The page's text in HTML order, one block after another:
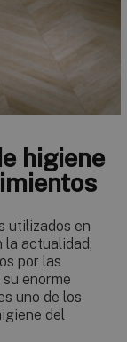
higiene
utilizados en
la actualidad,
por las
enorme
uno de los
del